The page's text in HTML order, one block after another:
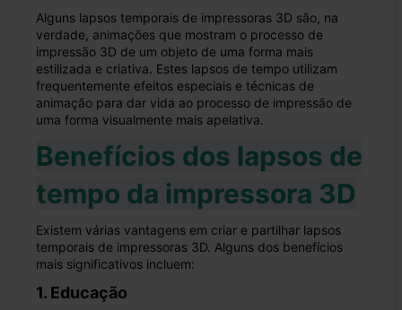
Alguns lapsos temporais de impressoras 3D são, na
verdade, animações que mostram o processo de
impressão 3D de um objeto de uma forma mais
estilizada e criativa. Estes lapsos de tempo utilizam
frequentemente efeitos especiais e técnicas de
animação para dar vida ao processo de impressão de
uma forma visualmente mais apelativa.
Benefícios dos lapsos de
tempo da impressora 3D
Existem várias vantagens em criar e partilhar lapsos
temporais de impressoras 3D. Alguns dos benefícios
mais significativos incluem:
1. Educação